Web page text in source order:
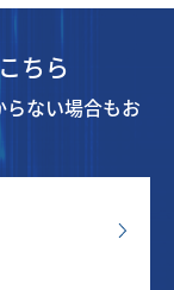
ちら
ない場合もお